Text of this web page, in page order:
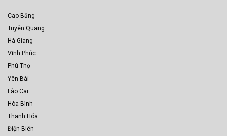
Cao Bằng
Tuyên Quang
Hà Giang
Vĩnh Phúc
Phú Thọ
Yên Bái
Lào Cai
Hòa Bình
Thanh Hóa
Điện Biên